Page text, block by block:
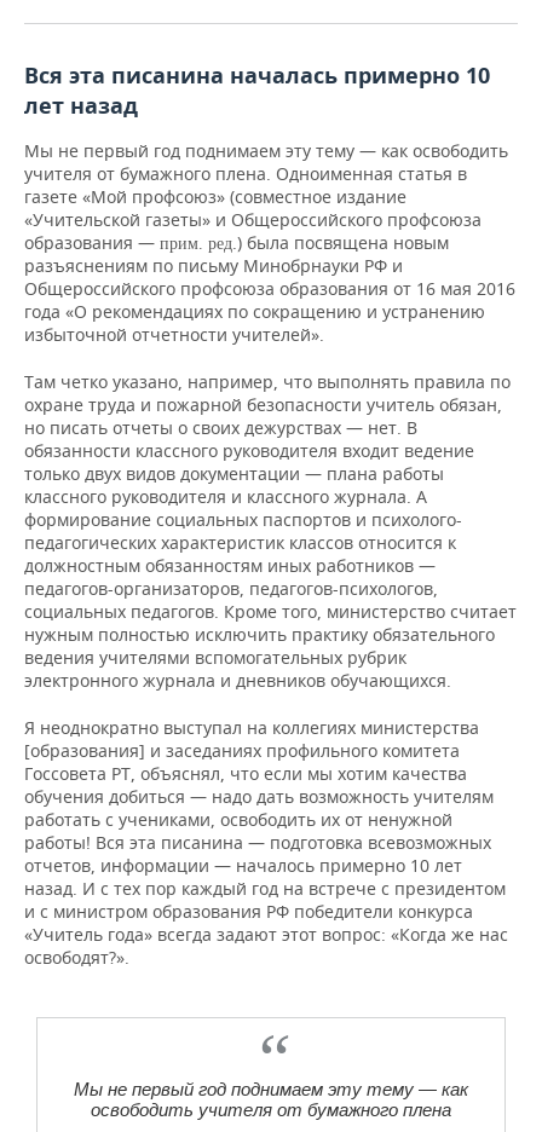
ФИГУРНОЕ КАТАНИЕ
ВОДНЫЕ ВИДЫ СПОРТА
МЕДИЦИНА
ОБРАЗОВАНИЕ
Вся эта писанина началась примерно 10
лет назад
Мы не первый год поднимаем эту тему — как освободить
учителя от бумажного плена. Одноименная статья в
газете «Мой профсоюз» (совместное издание
«Учительской газеты» и Общероссийского профсоюза
образования — прим. ред.) была посвящена новым
разъяснениям по письму Минобрнауки РФ и
Общероссийского профсоюза образования от 16 мая 2016
года «О рекомендациях по сокращению и устранению
избыточной отчетности учителей».
Там четко указано, например, что выполнять правила по
охране труда и пожарной безопасности учитель обязан,
но писать отчеты о своих дежурствах — нет. В
обязанности классного руководителя входит ведение
только двух видов документации — плана работы
классного руководителя и классного журнала. А
формирование социальных паспортов и психолого-
педагогических характеристик классов относится к
должностным обязанностям иных работников —
педагогов-организаторов, педагогов-психологов,
социальных педагогов. Кроме того, министерство считает
нужным полностью исключить практику обязательного
ведения учителями вспомогательных рубрик
электронного журнала и дневников обучающихся.
Я неоднократно выступал на коллегиях министерства
[образования] и заседаниях профильного комитета
Госсовета РТ, объяснял, что если мы хотим качества
обучения добиться — надо дать возможность учителям
работать с учениками, освободить их от ненужной
работы! Вся эта писанина — подготовка всевозможных
отчетов, информации — началось примерно 10 лет
назад. И с тех пор каждый год на встрече с президентом
и с министром образования РФ победители конкурса
«Учитель года» всегда задают этот вопрос: «Когда же нас
освободят?».
Мы не первый год поднимаем эту тему — как
освободить учителя от бумажного плена